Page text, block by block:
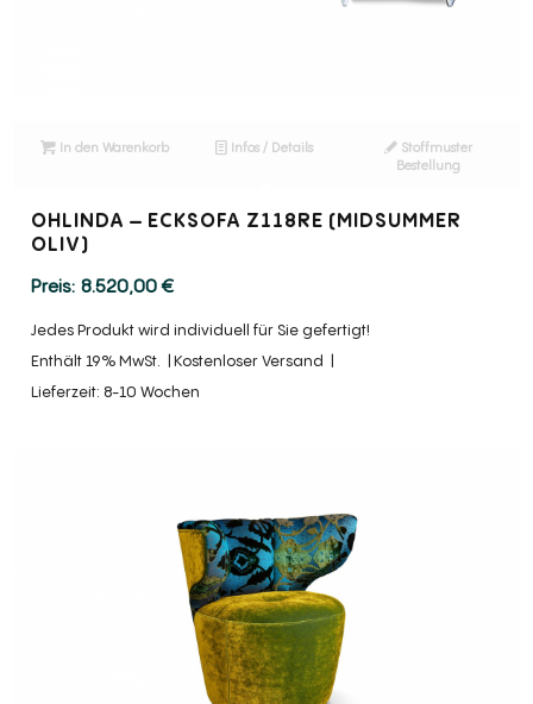
In den Warenkorb Infos / Details
Stoffmuster
Bestellung
OHLINDA – ECKSOFA Z118RE (MIDSUMMER
OLIV)
8.520,00€
Jedes Produkt wird individuell für Sie gefertigt!
Enthält 19% MwSt.
Kostenloser Versand
Lieferzeit: 8-10 Wochen